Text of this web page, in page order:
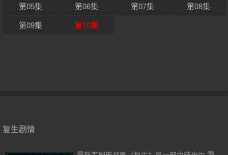
第05集
第06集 第07集
第08集
第09集
第10集
复生剧情